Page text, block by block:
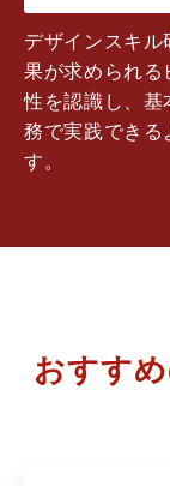
デザインスキ
果が求められ
性を認識し、
務で実践でき
す。
おすす